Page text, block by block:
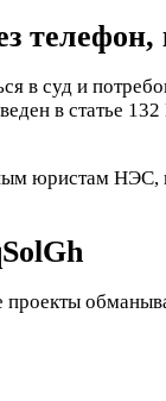
в суд и
в статье
юристам